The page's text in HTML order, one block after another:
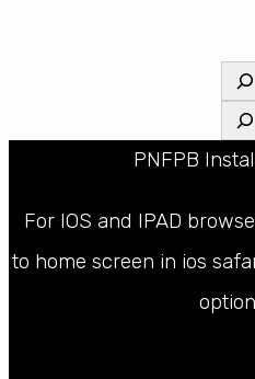
For IOS and IPAD
to home screen in ios